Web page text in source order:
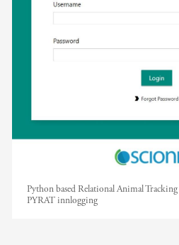
Python based Relational Animal Tracking
PYRAT innlogging